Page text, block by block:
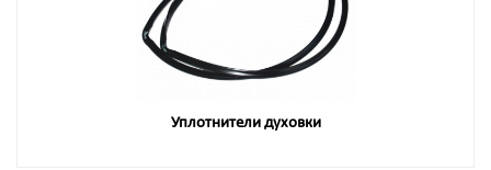
Уплотнители духовки